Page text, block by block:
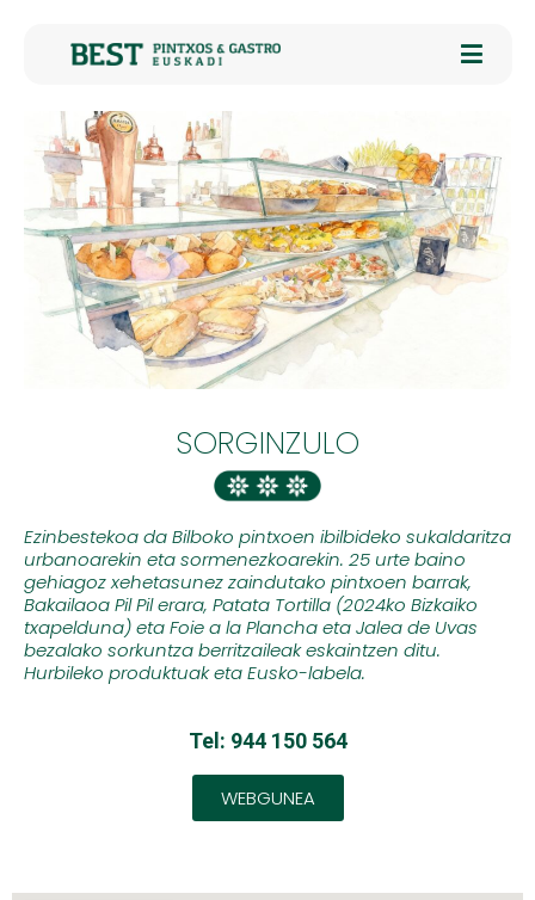
SORGINZULO
Ezinbestekoa da Bilboko pintxoen ibilbideko sukaldaritza
urbanoarekin eta sormenezkoarekin. 25 urte baino
gehiagoz xehetasunez zaindutako pintxoen barrak,
Bakailaoa Pil Pilerara, Patata Tortilla (2024ko Bizkaiko
txapelduna) eta Foie a la Plancha etaJalea de Uvas
bezalako sorkuntzaberritzaileak eskaintzen ditu.
Hurbileko produktuak eta Eusko-labela.
Tel: 944 150 564
WEBGUNEA